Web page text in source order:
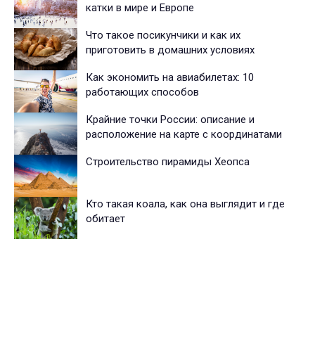
катки в мире и Европе
Что такое посикунчики и как их
приготовить в домашних условиях
Как экономить на авиабилетах: 10
работающих способов
Крайние точки России: описание и
расположение на карте с координатами
Строительство пирамиды Хеопса
Кто такая коала, как она выглядит и где
обитает